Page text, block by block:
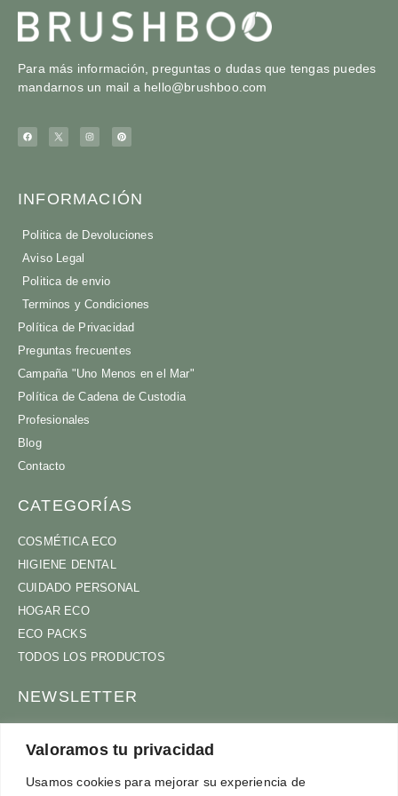
Valoramos tu privacidad
Usamos cookies para mejorar su experiencia de
Para más información, preguntas o dudas que tengas puedes
mandarnos un mail a hello@brushboo.com
INFORMACIÓN
Politica de Devoluciones
Aviso Legal
Politica de envio
Terminos y Condiciones
Política de Privacidad
Preguntas frecuentes
Campaña "Uno Menos en el Mar"
Política de Cadena de Custodia
Profesionales
Blog
Contacto
CATEGORÍAS
COSMÉTICA ECO
HIGIENE DENTAL
CUIDADO PERSONAL
HOGAR ECO
ECO PACKS
TODOS LOS PRODUCTOS
NEWSLETTER